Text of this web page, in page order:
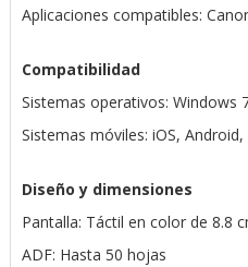
Aplicaciones compatibles:
Compatibilidad
Sistemas operativos: Windows
Sistemas móviles: iOS,
Diseño y dimensiones
Pantalla: Táctil en color de 8.8
ADF: Hasta 50 hojas